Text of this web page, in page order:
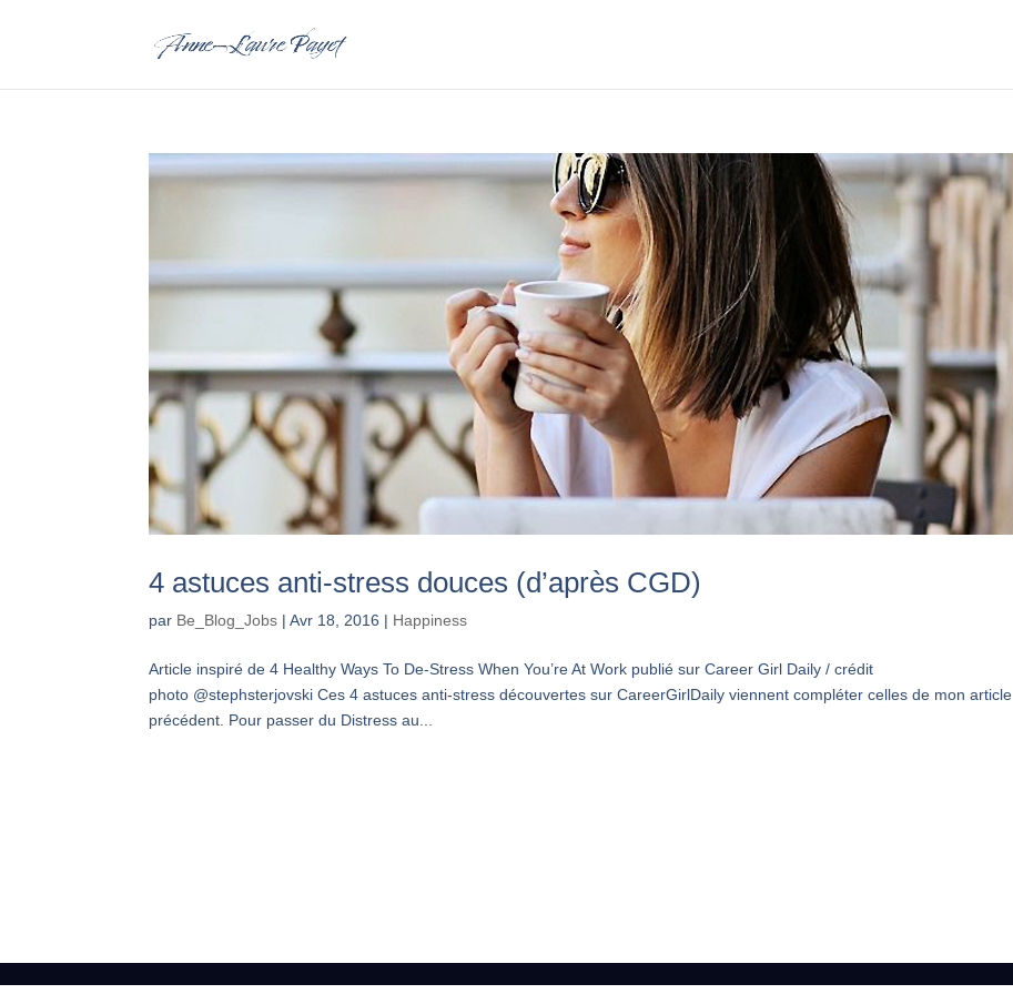
4 astuces anti-stress douces (d’après CGD)
par Be_Blog_Jobs |Avr 18, 2016 | Happiness
Article inspiré de 4 Healthy Ways To De-Stress When You’re At Work publié sur Career Girl Daily / crédit
photo @stephsterjovski Ces 4 astuces anti-stress découvertes sur CareerGirlDaily viennent compléter celles de mon article
précédent. Pour passer du Distress au...